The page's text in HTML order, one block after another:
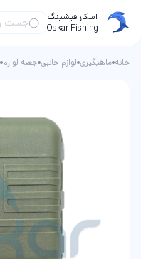
اسکار فیشینگ
Oskar Fishing
خانه ماهیگیری لوازم جانبی جعبه لوازم